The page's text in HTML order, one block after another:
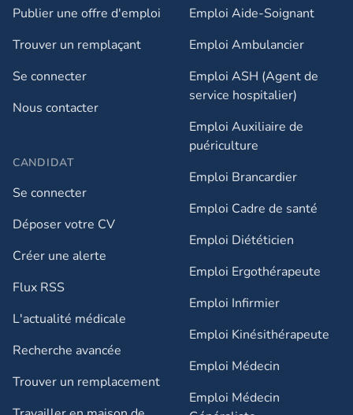
Publier une offre d'emploi
Trouver un remplaçant
Se connecter
Nous contacter
CANDIDAT
Se connecter
Déposer votre CV
Créer une alerte
Flux RSS
L'actualité médicale
Recherche avancée
Trouver un remplacement
Emploi Aide-Soignant
Emploi Ambulancier
Emploi ASH (Agent de
service hospitalier)
Emploi Auxiliaire de
puériculture
Emploi Brancardier
Emploi Cadre de santé
Emploi Diététicien
Emploi Ergothérapeute
Emploi Infirmier
Emploi Kinésithérapeute
Emploi Médecin
Emploi Médecin